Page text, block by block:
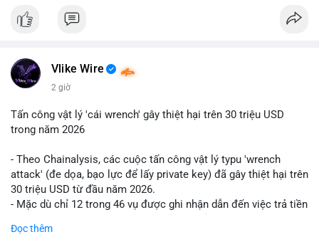
(CASHCAT), Pudgy Penguins (PENGU) và OVERTAKE (TAKE).
trung của người dùng vào các chủ đề địa phương. Trên
LunarCrush, các chủ đề như Solana, Taylor Swift và UFC 310
💬 DÒNG CHẢY TIN TỨC & TRUYỀN THÔNG: Tài chính Việt
Bắc', trong khi tin tức quốc tế nhấn mạnh việc Putin ký luật
crypto và sự kiện an ninh như hack Zeus Wallet. Trên Binance
Square, nhiều người chia sẻ chiến lược giao dịch như lệnh
Long $BTW hoặc cập nhật về sự kiện Alpha Trading
Vlike Wire
2 giờ
Tấn công vật lý 'cái wrench' gây thiệt hại trên 30 triệu USD
trong năm 2026
- Theo Chainalysis, các cuộc tấn công vật lý typu 'wrench
attack' (đe dọa, bạo lực để lấy private key) đã gây thiệt hại trên
30 triệu USD từ đầu năm 2026.
- Mặc dù chỉ 12 trong 46 vụ được ghi nhận dẫn đến việc trả tiền
gồm rò rỉ dữ liệu và đe dọa tới gia đình, bạn bè của người sở
Đọc thêm